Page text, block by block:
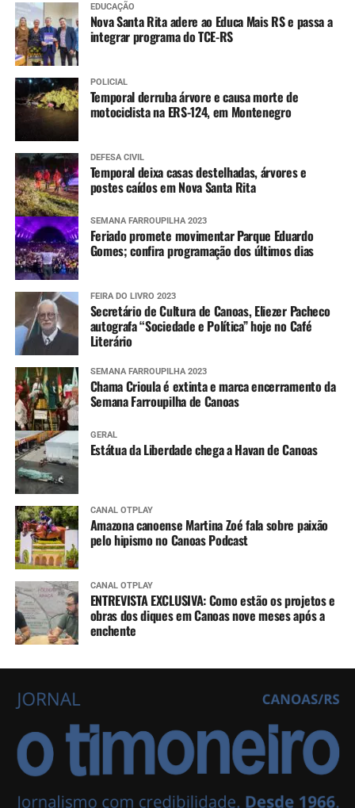
EDUCAÇÃO
Nova Santa Rita adere ao Educa Mais RS e passa a
integrar programa do TCE-RS
POLICIAL
Temporal derruba árvore e causa morte de
motociclista na ERS-124, em Montenegro
DEFESA CIVIL
Temporal deixa casas destelhadas, árvores e
postes caídos em Nova Santa Rita
SEMANA FARROUPILHA 2023
Feriado promete movimentar Parque Eduardo
Gomes; confira programação dos últimos dias
FEIRA DO LIVRO 2023
Secretário de Cultura de Canoas, Eliezer Pacheco
autografa “Sociedade e Política” hoje no Café
Literário
SEMANA FARROUPILHA 2023
Chama Crioula é extinta e marca encerramento da
Semana Farroupilha de Canoas
GERAL
Estátua da Liberdade chega a Havan de Canoas
CANAL OTPLAY
Amazona canoense Martina Zoé fala sobre paixão
pelo hipismo no Canoas Podcast
CANAL OTPLAY
ENTREVISTA EXCLUSIVA: Como estão os projetos e
obras dos diques em Canoas nove meses após a
enchente